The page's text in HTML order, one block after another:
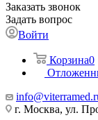
Заказать звонок
Задать вопрос
Войти
Корзина0
г. Москва, ул.